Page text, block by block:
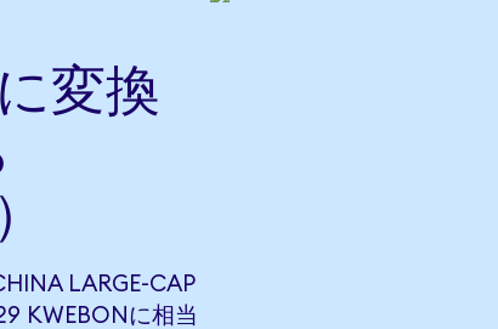
変換
LARGE-CAP
KWEBONに相当